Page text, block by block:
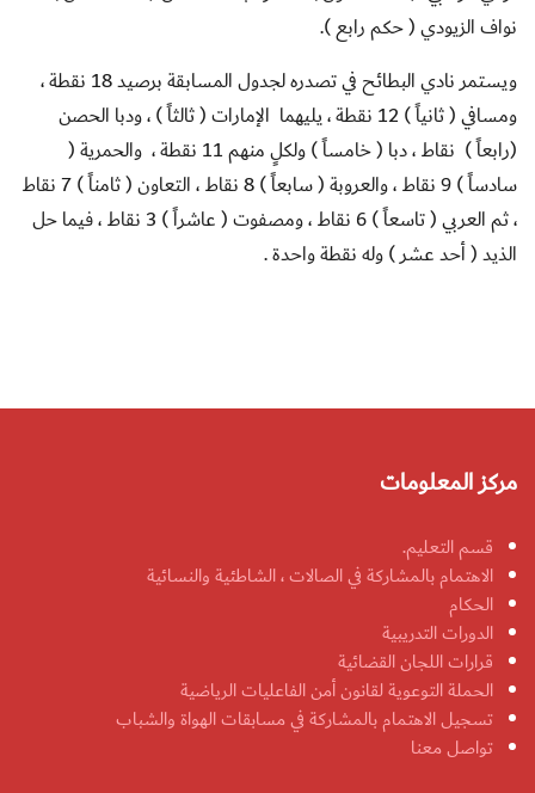
نواف الزيودي ( حكم رابع ).
ويستمر نادي البطائح في تصدره لجدول المسابقة برصيد 18 نقطة ،
ومسافي ( ثانياً ) 12 نقطة ، يليهما
الإمارات ( ثالثاً ) ، ودبا الحصن
(رابعاً ) نقاط ، دبا ( خامساً ) ولكلٍ منهم 11 نقطة ،
والحمرية (
سادساً ) 9 نقاط ، والعروبة ( سابعاً ) 8 نقاط ، التعاون ( ثامناً ) 7 نقاط
، ثم العربي ( تاسعاً ) 6 نقاط ، ومصفوت ( عاشراً ) 3 نقاط ، فيما حل
الذيد ( أحد عشر ) وله نقطة واحدة .
مركز المعلومات
قسم التعليم.
الاهتمام بالمشاركة في الصالات ، الشاطئية والنسائية
الحكام
الدورات التدريبية
قرارات اللجان القضائية
الحملة التوعوية لقانون أمن الفاعليات الرياضية
تسجيل الاهتمام بالمشاركة في مسابقات الهواة والشباب
تواصل معنا